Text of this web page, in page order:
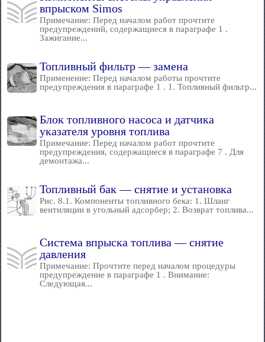
впрыском Simos
Примечание: Перед началом работ прочтите
предупреждений, содержащиеся в параграфе 1 .
Зажигание...
Топливный фильтр — замена
Применение: Перед началом работы прочтите
предупреждения в параграфе 1 . 1. Топливный фильтр...
Блок топливного насоса и датчика
указателя уровня топлива
Примечание: Перед началом работ прочтите
предупреждения, содержащиеся в параграфе 7 . Для
демонтажа...
Топливный бак — снятие и установка
Рис. 8.1. Компоненты топливного бека: 1. Шланг
вентиляции в угольный адсорбер; 2. Возврат топлива...
Система впрыска топлива — снятие
давления
Примечание: Прочтите перед началом процедуры
предупреждение в параграфе 1 . Внимание:
Следующая...